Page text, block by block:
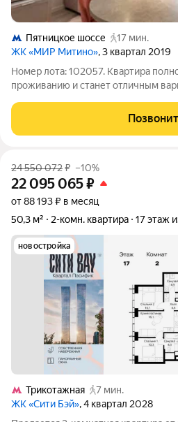
Пятницкое шоссе
17 мин.
ЖК «МИР Митино», 3 квартал 2019
Номер лота: 102057. Квартира
проживанию и станет отличным
рядом с природой. О квартире Общая площадь
24 550 072₽ –10%
22 095 065₽
от 88 193 ₽ в месяц
50,3 м²
2-комн. квартира 17 этаж
новостройка
Трикотажная
7 мин.
ЖК «Сити Бэй», 4 квартал 2028